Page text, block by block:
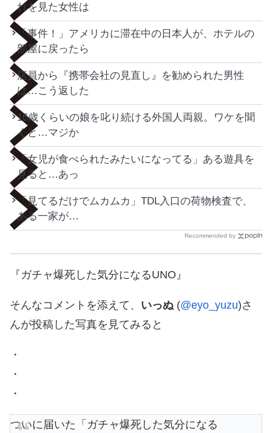
れを見た女性は
「事件！」アメリカに滞在中の日本人が、ホテルの
部屋に戻ったら
店員から『携帯会社の見直し』を勧められた男性
は…こう返した
16歳くらいの娘を叱り続ける外国人両親。ワケを聞
くと…マジか
「女児が食べられたみたいになってる」ある遊具を
見ると…あっ
「見てるだけでムカムカ」TDL入口の荷物検査で、
ある一家が…
Recommended by
『ガチャ爆死した気分になるUNO』
そんなコメントを添えて、 いっぬ (@eyo_yuzu)さ
んが投稿した写真を見てみると
・
・
・
ついに届いた「ガチャ爆死した気分になる